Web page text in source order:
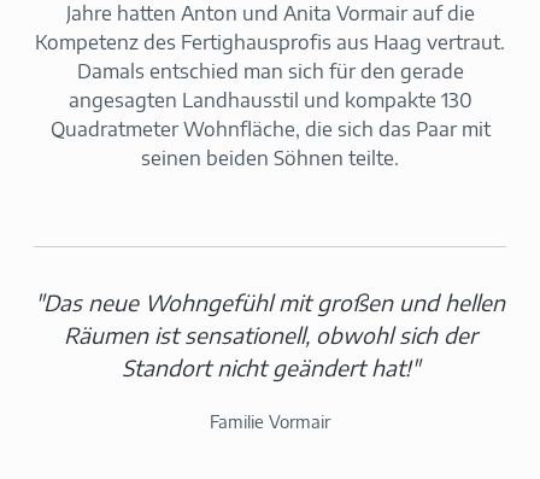
Jahre hatten Anton und Anita Vormair auf die
Kompetenz des Fertighausprofis aus Haag vertraut.
Damals entschied man sich für den gerade
angesagten Landhausstil und kompakte 130
Quadratmeter Wohnfläche, die sich das Paar mit
seinen beiden Söhnen teilte.
"Das neue Wohngefühl mit großen und hellen
Räumen ist sensationell, obwohl sich der
Standort nicht geändert hat!"
Familie Vormair